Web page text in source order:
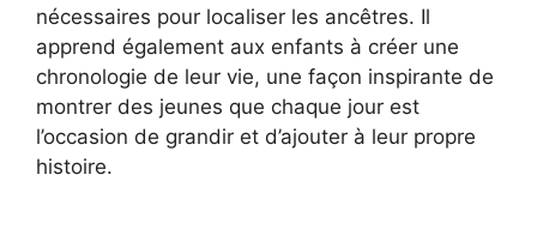
nécessaires pour localiser les ancêtres. Il
apprend également aux enfants à créer une
chronologie de leur vie, une façon inspirante de
montrer des jeunes que chaque jour est
l’occasion de grandir et d’ajouter à leur propre
histoire.